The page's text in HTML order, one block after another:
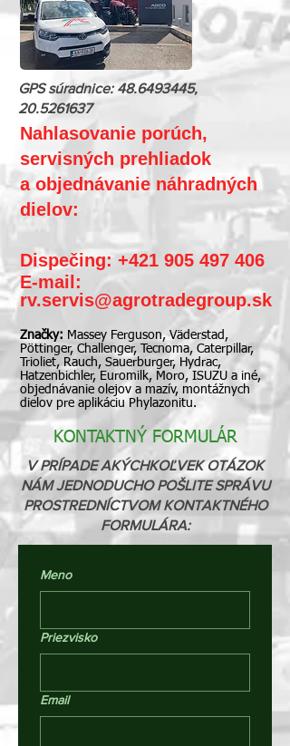
GPS súradnice: 48.6493445,
20.5261637
Nahlasovanie porúch,
servisných prehliadok
a objednávanie náhradných
dielov:
Dispečing: +421 905 497 406
E-mail:
rv.servis@agrotradegroup.sk
Značky: Massey Ferguson, Väderstad,
Pöttinger, Challenger, Tecnoma, Caterpillar,
Trioliet, Rauch, Sauerburger, Hydrac,
Hatzenbichler, Euromilk, Moro, ISUZU a iné,
objednávanie olejov a mazív, montážnych
dielov pre aplikáciu Phylazonitu.
KONTAKTNÝ FORMULÁR
V PRÍPADE AKÝCHKOĽVEK OTÁZOK
NÁM JEDNODUCHO POŠLITE SPRÁVU
PROSTREDNÍCTVOM KONTAKTNÉHO
FORMULÁRA:
Meno
Priezvisko
Email